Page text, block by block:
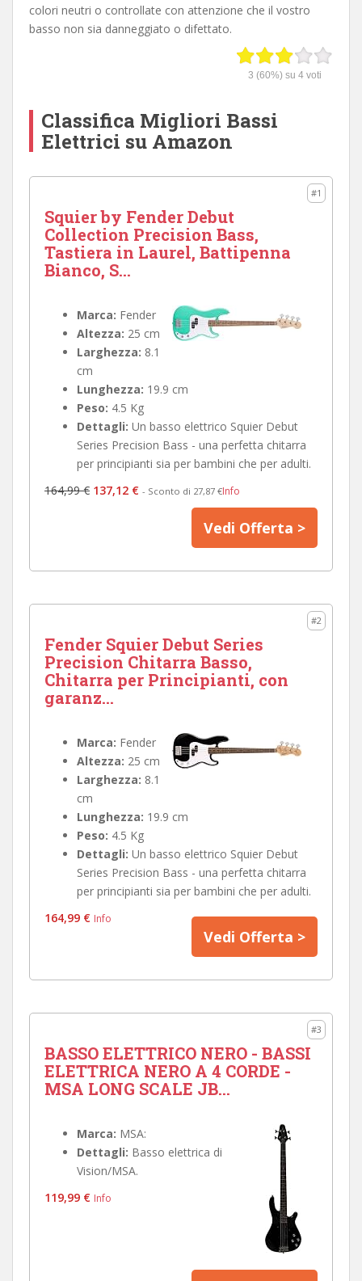
colori neutri o controllate con attenzione che il vostro
basso non sia danneggiato o difettato.
3 (60%) su 4voti
Classifica Migliori Bassi
Elettrici su Amazon
#1
Squier by Fender Debut
Collection Precision Bass,
Tastiera in Laurel, Battipenna
Bianco, S...
Marca: Fender
Altezza: 25 cm
Larghezza: 8.1
cm
Lunghezza: 19.9 cm
Peso: 4.5 Kg
Dettagli: Un basso elettrico Squier Debut
Series Precision Bass - una perfetta chitarra
per principianti sia per bambini che per adulti.
164,99 € 137,12 € - Sconto di 27,87 €Info
Vedi Offerta >
#2
Fender Squier Debut Series
Precision Chitarra Basso,
Chitarra per Principianti, con
garanz...
Marca: Fender
Altezza: 25 cm
Larghezza: 8.1
cm
Lunghezza: 19.9 cm
Peso: 4.5 Kg
Dettagli: Un basso elettrico Squier Debut
Series Precision Bass - una perfetta chitarra
per principianti sia per bambini che per adulti.
164,99 € Info
Vedi Offerta >
#3
BASSO ELETTRICO NERO - BASSI
ELETTRICA NERO A 4 CORDE -
MSA LONG SCALE JB...
Marca: MSA:
Dettagli: Basso elettrica di
Vision/MSA.
119,99 € Info